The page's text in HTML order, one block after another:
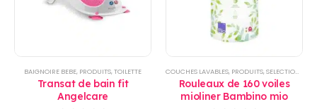
BAIGNOIRE BEBE, PRODUITS,TOILETTE
Transat de bain fit
Angelcare
COUCHES LAVABLES, PRODUITS,SELECTIONS
Rouleaux de 160 voiles
mioliner Bambino mio